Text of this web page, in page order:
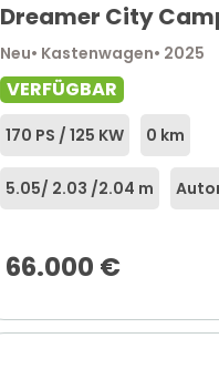
Dreamer City
Neu• Kastenwagen• 2025
VERFÜGBAR
170 PS / 125 KW 0 km
5.05/ 2.03 /2.04 m
66.000 €